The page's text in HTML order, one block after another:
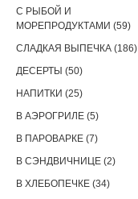
С РЫБОЙ И
МОРЕПРОДУКТАМИ (59)
СЛАДКАЯ ВЫПЕЧКА (186)
ДЕСЕРТЫ (50)
НАПИТКИ (25)
В АЭРОГРИЛЕ (5)
В ПАРОВАРКЕ (7)
В СЭНДВИЧНИЦЕ (2)
В ХЛЕБОПЕЧКЕ (34)